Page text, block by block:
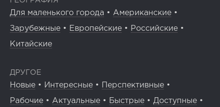
Для маленького города • Американские •
Зарубежные • Европейские • Российские •
Китайские
ДРУГОЕ
Новые • Интересные • Перспективные •
Рабочие • Актуальные • Быстрые • Доступные •